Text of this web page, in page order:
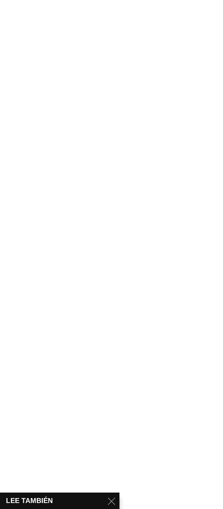
LEE TAMBIÉN